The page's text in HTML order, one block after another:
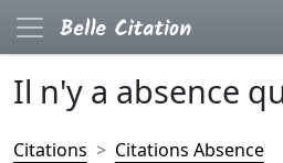
Il n'y a absence
Citations
Citations Absence